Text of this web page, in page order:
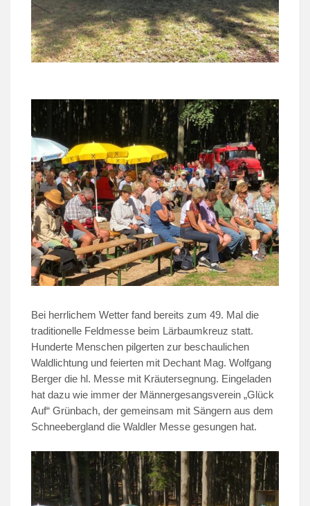
Bei herrlichem Wetter fand bereits zum 49. Mal die
traditionelle Feldmesse beim Lärbaumkreuz statt.
Hunderte Menschen pilgerten zur beschaulichen
Waldlichtung und feierten mit Dechant Mag. Wolfgang
Berger die hl. Messe mit Kräutersegnung. Eingeladen
hat dazu wie immer der Männergesangsverein „Glück
Auf“ Grünbach, der gemeinsam mit Sängern aus dem
Schneebergland die Waldler Messe gesungen hat.